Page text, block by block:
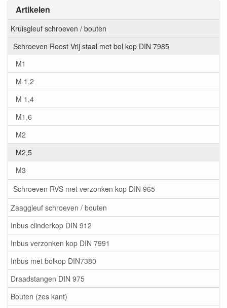
Artikelen
Kruisgleuf schroeven / bouten
Schroeven Roest Vrij staal met bol kop DIN 7985
M1
M 1,2
M 1,4
M1,6
M2
M2,5
M3
Schroeven RVS met verzonken kop DIN 965
Zaaggleuf schroeven / bouten
Inbus clinderkop DIN 912
Inbus verzonken kop DIN 7991
Inbus met bolkop DIN7380
Draadstangen DIN 975
Bouten (zes kant)